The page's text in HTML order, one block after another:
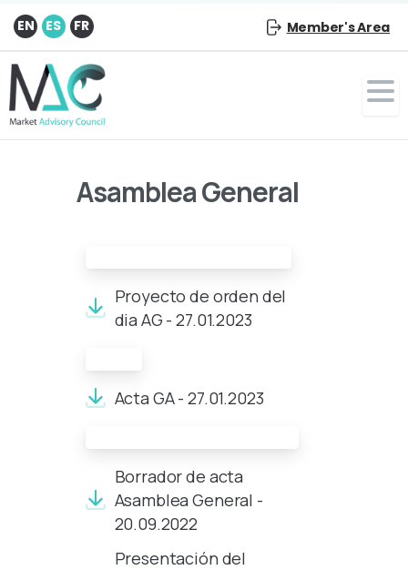
EN ES FR Member's Area
Asamblea General
Proyecto de orden del
dia AG - 27.01.2023
Acta GA - 27.01.2023
Borrador de acta
Asamblea General -
20.09.2022
Presentación del